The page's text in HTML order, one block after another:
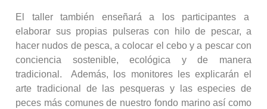
El taller también enseñará a los participantes a
elaborar sus propias pulseras con hilo de pescar, a
hacer nudos de pesca, a colocar el cebo y a pescar con
conciencia sostenible, ecológica y de manera
tradicional. Además, los monitores les explicarán el
arte tradicional de las pesqueras y las especies de
peces más comunes de nuestro fondo marino así como